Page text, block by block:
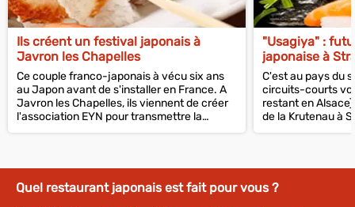
Ils créent un festival japonais à
Javron les Chapelles
Ce couple franco-japonais à vécu six ans
au Japon avant de s'installer en France. A
Javron les Chapelles, ils viennent de créer
l'association EYN pour transmettre la
culture japonaise en Mayenne.
"Usagiya" :
japonaise à
C'est au pays du
circuits-courts
restant en
de la Krutenau à
Caspar ouvrira
Quel restaurant japonais est fait pour vous ?